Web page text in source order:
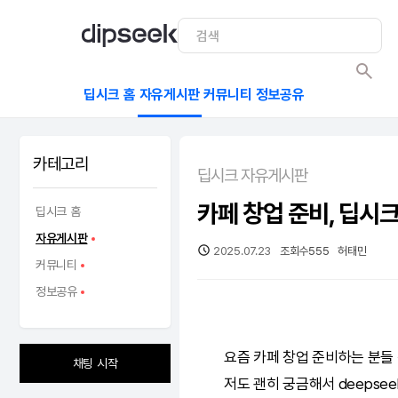
딥시크 홈 자유게시판 커뮤니티 정보공유
카테고리
딥시크 홈
자유게시판
커뮤니티
정보공유
채팅 시작
딥시크 자유게시판
카페 창업 준비, 딥시
2025.07.23 조회수555 허태민
요즘 카페 창업 준비하는 분
저도 괜히 궁금해서